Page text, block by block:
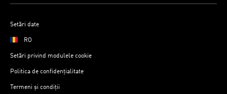
Setări date
RO
Setări privind modulele cookie
Politica de confidențialitate
Termeni și condiții